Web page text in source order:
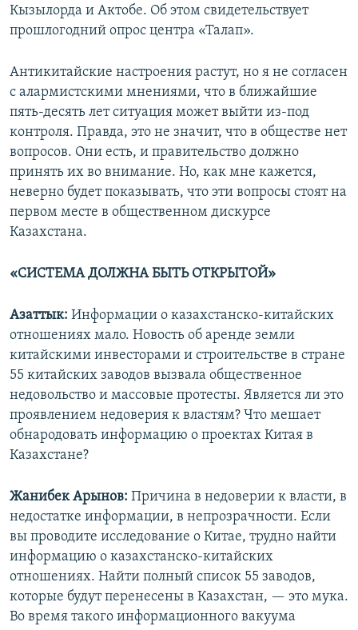
Кызылорда и Актобе. Об этом свидетельствует
прошлогодний опрос центра «Талап».
Антикитайские настроения растут, но я не согласен
с алармистскими мнениями, что в ближайшие
пять-десять лет ситуация может выйти из-под
контроля. Правда, это не значит, что в обществе нет
вопросов. Они есть, и правительство должно
принять их во внимание. Но, как мне кажется,
неверно будет показывать, что эти вопросы стоят на
первом месте в общественном дискурсе
Казахстана.
«СИСТЕМА ДОЛЖНА БЫТЬ ОТКРЫТОЙ»
Азаттык: Информации о казахстанско-китайских
отношениях мало. Новость об аренде земли
китайскими инвесторами и строительстве в стране
55 китайских заводов вызвала общественное
недовольство и массовые протесты. Является ли это
проявлением недоверия к властям? Что мешает
обнародовать информацию о проектах Китая в
Казахстане?
Жанибек Арынов: Причина в недоверии к власти, в
недостатке информации, в непрозрачности. Если
вы проводите исследование о Китае, трудно найти
информацию о казахстанско-китайских
отношениях. Найти полный список 55 заводов,
которые будут перенесены в Казахстан, — это мука.
Во время такого информационного вакуума